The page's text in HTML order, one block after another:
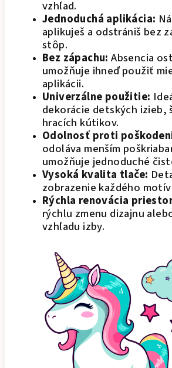
vzhľad.
Jednoduchá aplikácia:
aplikuješ a odstrániš bez
stôp.
Bez zápachu:Absencia
umožňuje ihneď použiť
aplikácii.
Univerzálne použitie:
dekorácie detských izieb,
hracích kútikov.
Odolnosť proti
odoláva menším
umožňuje jednoduché
Vysoká kvalita tlače:
zobrazenie každého
Rýchla renovácia
rýchlu zmenu dizajnu
vzhľadu izby.